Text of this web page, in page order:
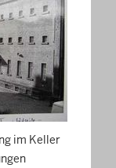
im Keller